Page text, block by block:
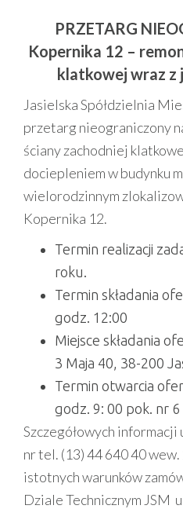
PRZETARG
Kopernika 12 –
klatkowej wraz z
Jasielska Spółdzielnia
przetarg nieograniczony
ściany zachodniej
dociepleniem w budynku
wielorodzinnym
Kopernika 12.
Termin realizacji
roku.
Termin składania
godz. 12:00
Miejsce składania
3 Maja 40, 38-200
Termin otwarcia
godz. 9: 00 pok. nr
Szczegółowych informacji
nr tel. (13) 44 640 40
istotnych warunków
Dziale Technicznym JSM